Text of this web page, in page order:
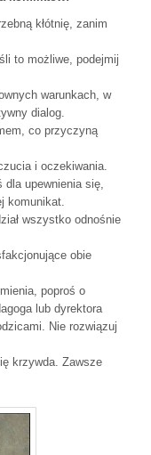
kłótnię, zanim
to możliwe, podejmij
warunkach, w
dialog.
co przyczyną
i oczekiwania.
dla upewnienia się,
komunikat.
wszystko odnośnie
obie
poproś o
lub dyrektora
Nie rozwiązuj
krzywda. Zawsze